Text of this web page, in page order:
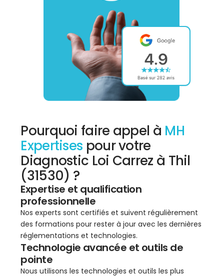
Pourquoi faire appel à MH
Expertises pour votre
Diagnostic Loi Carrez à Thil
(31530) ?
Expertise et qualification
professionnelle
Nos experts sont certifiés et suivent régulièrement
des formations pour rester à jour avec les dernières
réglementations et technologies.
Technologie avancée et outils de
pointe
Nous utilisons les technologies et outils les plus